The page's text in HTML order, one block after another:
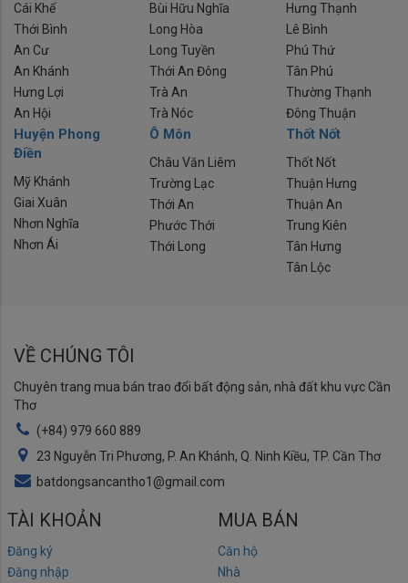
Cái Khế
Thới Bình
An Cư
An Khánh
Hưng Lợi
An Hội
Bùi Hữu Nghĩa
Long Hòa
Long Tuyền
Thới An Đông
Trà An
Trà Nóc
Hưng Thạnh
Lê Bình
Phú Thứ
Tân Phú
Thường Thạnh
Đông Thuận
Huyện Phong
Điền
Mỹ Khánh
Giai Xuân
Nhơn Nghĩa
Nhơn Ái
Ô Môn
Châu Văn Liêm
Trường Lạc
Thới An
Phước Thới
Thới Long
Thốt Nốt
Thốt Nốt
Thuận Hưng
Thuận An
Trung Kiên
Tân Hưng
Tân Lộc
VỀ CHÚNG TÔI
Chuyên trang mua bán trao đổi bất động sản, nhà đất khu vực Cần
Thơ
(+84) 979 660 889
23 Nguyễn Tri Phương, P. An Khánh, Q. Ninh Kiều, TP. Cần Thơ
batdongsancantho1@gmail.com
TÀI KHOẢN
Đăng ký
Đăng nhập
MUA BÁN
Căn hộ
Nhà